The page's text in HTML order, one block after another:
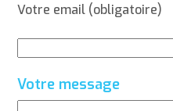
Votre email (obligatoire)
Votre message